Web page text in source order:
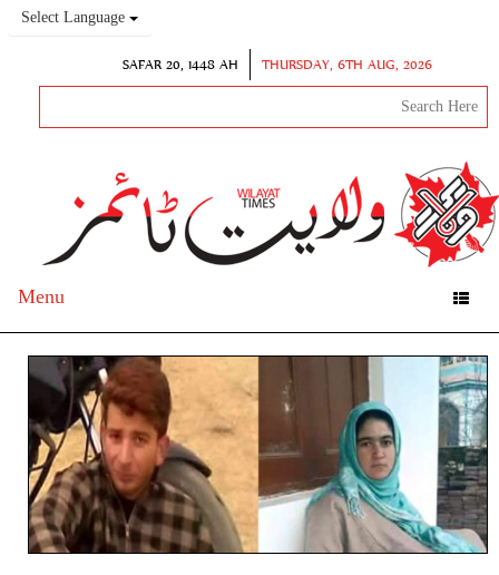
Select Language
SAFAR 20, 1448 AH THURSDAY, 6TH AUG, 2026
Toggle
Menu